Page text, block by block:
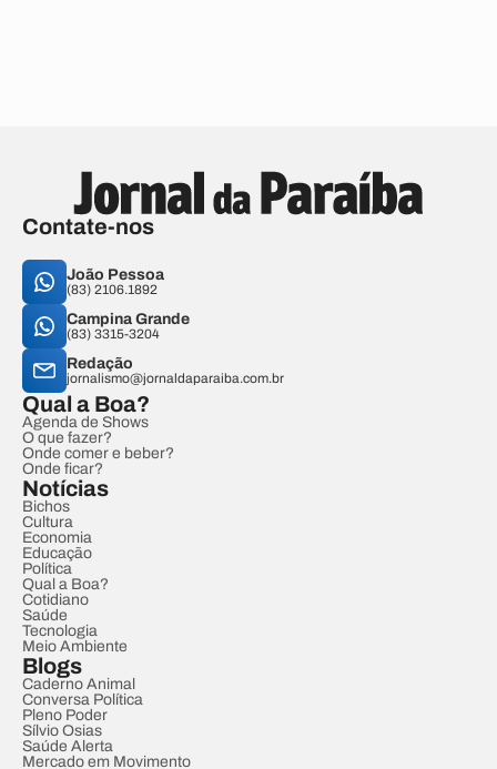
Contate-nos
João Pessoa
(83) 2106.1892
Campina Grande
(83) 3315-3204
Redação
jornalismo@jornaldaparaiba.com.br
Qual a Boa?
Agenda de Shows
O que fazer?
Onde comer e beber?
Onde ficar?
Notícias
Bichos
Cultura
Economia
Educação
Política
Qual a Boa?
Cotidiano
Saúde
Tecnologia
Meio Ambiente
Blogs
Caderno Animal
Conversa Política
Pleno Poder
Sílvio Osias
Saúde Alerta
Mercado em Movimento